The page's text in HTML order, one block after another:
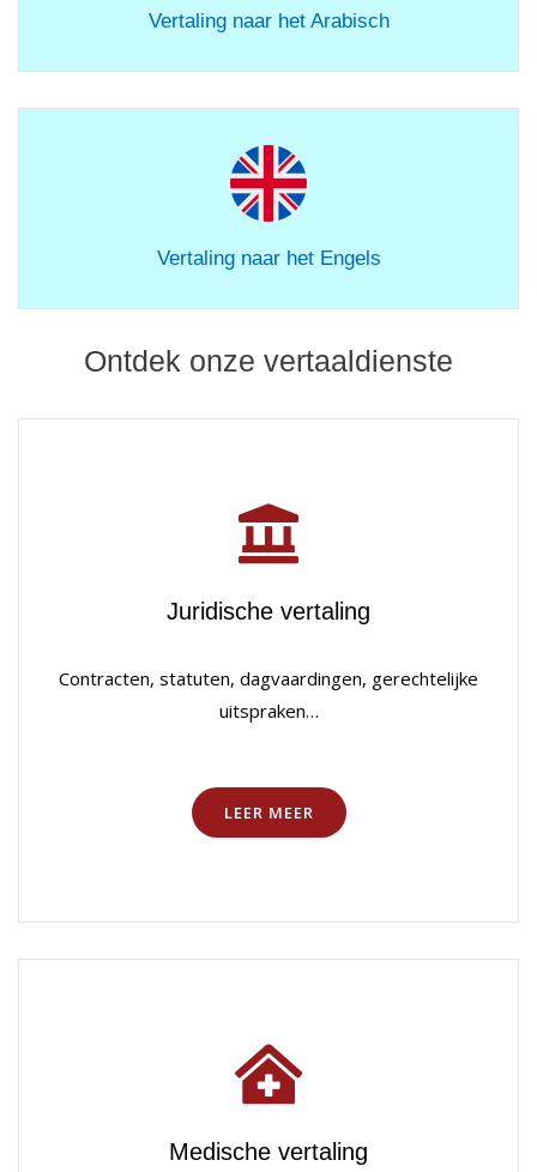
Vertaling naar het Arabisch
Vertaling naar het Engels
Ontdek onze vertaaldienste
Juridische vertaling
Contracten, statuten, dagvaardingen, gerechtelijke
uitspraken…
LEER MEER
Medische vertaling